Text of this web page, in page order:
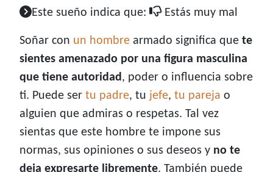
Este sueño indica que: Estás muy mal
Soñar con un hombre armado significa que te
sientes amenazado por una figura masculina
que tiene autoridad, poder o influencia sobre
ti. Puede ser tu padre, tu jefe, tu pareja o
alguien que admiras o respetas. Tal vez
sientas que este hombre te impone sus
normas, sus opiniones o sus deseos y no te
deja expresarte libremente. También puede